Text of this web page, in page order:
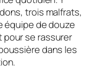
trois malfrats,
équipe de douze
se rassurer
dans les